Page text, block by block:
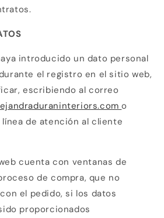
introducido un dato personal
el registro en el sitio web,
escribiendo al correo
o
de atención al cliente
cuenta con ventanas de
de compra, que no
el pedido, si los datos
proporcionados